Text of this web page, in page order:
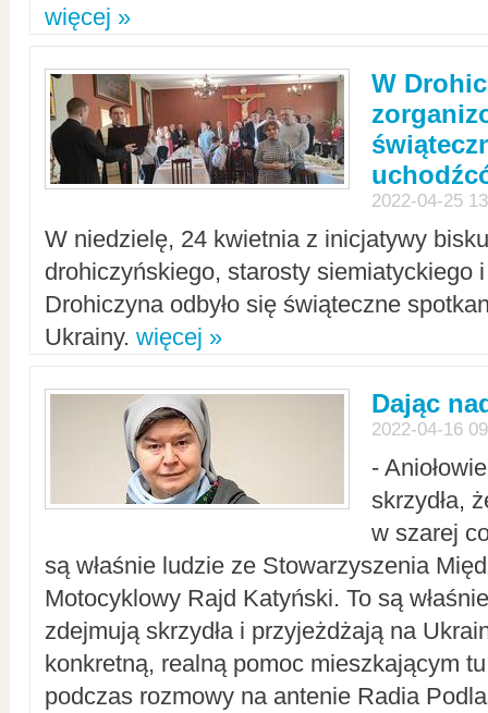
więcej »
W
2022-04-25
W niedzielę, 24 kwietnia z inicjatywy
drohiczyńskiego, starosty siemiatyckiego
Drohiczyna odbyło się świąteczne
Ukrainy. więcej »
Dając
2022-04-16
-
skrzydła,
w szarej
są właśnie ludzie ze Stowarzyszenia
Motocyklowy Rajd Katyński. To są
zdejmują skrzydła i przyjeżdżają na
konkretną, realną pomoc mieszkającym
podczas rozmowy na antenie Radia